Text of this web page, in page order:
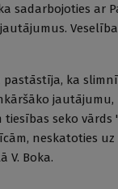
sadarbojoties ar
pastāstīja, ka
tiesības seko
neskatoties
V. Boka.